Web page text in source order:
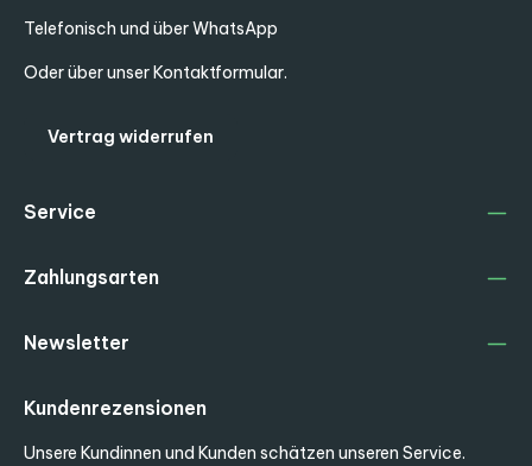
Telefonisch und über WhatsApp
Oder über unserKontaktformular.
Vertrag widerrufen
Service
Zahlungsarten
Kundenrezensionen
Unsere Kundinnen und Kunden schätzen unseren Service.
Newsletter